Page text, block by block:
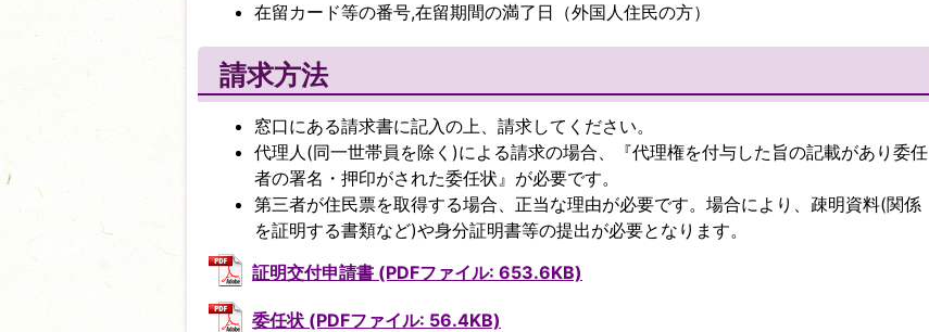
在留カード等の番号,在留期間の満了日（外国人住民の方）
請求方法
窓口にある請求書に記入の上、請求してください。
代理人(同一世帯員を除く)による請求の場合、『代理権を付与した旨の記載があり委任
者の署名・押印がされた委任状』が必要です。
第三者が住民票を取得する場合、正当な理由が必要です。場合により、疎明資料(関係
を証明する書類など)や身分証明書等の提出が必要となります。
証明交付申請書 (PDFファイル: 653.6KB)
委任状 (PDFファイル: 56.4KB)